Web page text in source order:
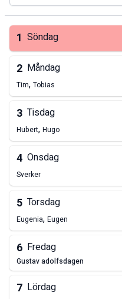
1 Söndag
2 Måndag
Tim, Tobias
3 Tisdag
Hubert, Hugo
4 Onsdag
Sverker
5 Torsdag
Eugenia, Eugen
6 Fredag
gustav adolfsdagen
7 Lördag